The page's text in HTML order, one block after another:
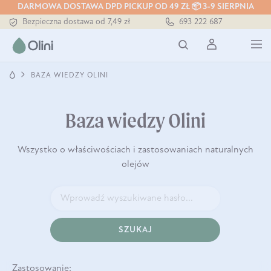
DARMOWA DOSTAWA DPD PICKUP OD 49 ZŁ 📦 3-9 SIERPNIA
Bezpieczna dostawa od 7,49 zł
Darmowa dostawa od 199 zł
Tłoczony zawsze na zimno
693 222 687
BAZA WIEDZY OLINI
Baza wiedzy Olini
Wszystko o właściwościach i zastosowaniach naturalnych
olejów
SZUKAJ
Zastosowanie: